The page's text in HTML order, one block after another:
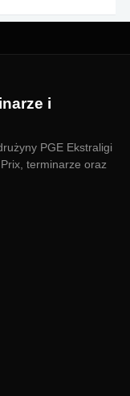
i
PGE Ekstraligi
terminarze oraz